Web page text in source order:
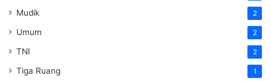
Mudik 2
Umum 2
TNI 2
Tiga Ruang 1